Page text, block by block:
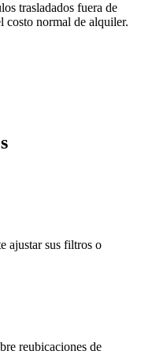
trasladados fuera de
costo normal de alquiler.
ajustar sus filtros o
reubicaciones de